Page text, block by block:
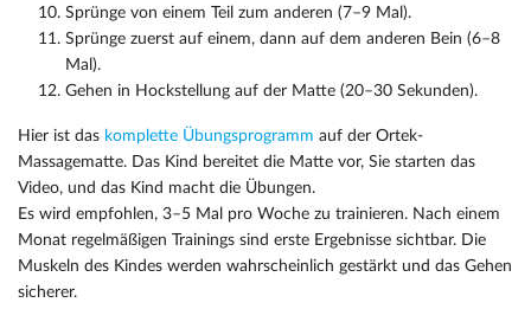
Sprünge von einem Teil zum anderen (7–9 Mal).
Sprünge zuerst auf einem, dann auf dem anderen Bein (6–8
Mal).
Gehen in Hockstellung auf der Matte (20–30 Sekunden).
Hier ist das komplette Übungsprogramm auf der Ortek-
Massagematte. Das Kind bereitet die Matte vor, Sie starten das
Video, und das Kind macht die Übungen.
Es wird empfohlen, 3–5 Mal pro Woche zu trainieren. Nach einem
Monat regelmäßigen Trainings sind erste Ergebnisse sichtbar. Die
Muskeln des Kindes werden wahrscheinlich gestärkt und das Gehen
sicherer.